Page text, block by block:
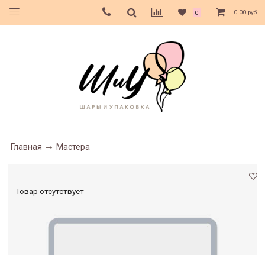
0 0.00 руб
Главная Мастера
Товар отсутствует